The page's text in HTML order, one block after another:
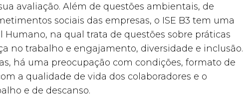
avaliação. Além de questões ambientais, de
sociais das empresas, o ISE B3 tem uma
na qual trata de questões sobre práticas
no trabalho e engajamento, diversidade e inclusão.
há uma preocupação com condições, formato de
a qualidade de vida dos colaboradores e o
e de descanso.